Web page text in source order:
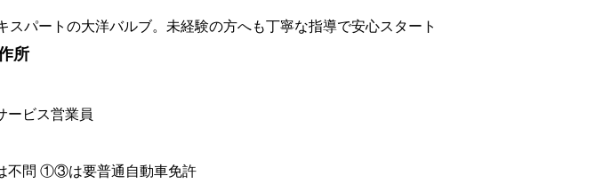
スパートの大洋バルブ。未経験の方へも丁寧な指導で安心スタート
所
ビス営業員
不問 ①③は要普通自動車免許